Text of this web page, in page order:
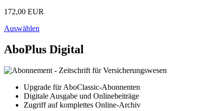
172,00 EUR
Auswählen
AboPlus Digital
Upgrade für AboClassic-Abonnenten
Digitale Ausgabe und Onlinebeiträge
Zugriff auf komplettes Online-Archiv